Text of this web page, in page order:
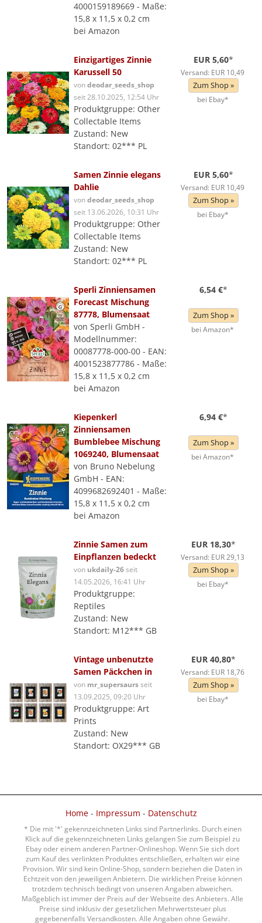
4000159189669 - Maße:
15,8 x 11,5 x 0,2 cm
bei Amazon
Einzigartiges Zinnie
Karussell 50
vondeodar_seeds_shop
seit 28.10.2025, 12:54 Uhr
Produktgruppe: Other
Collectable Items
Zustand: New
Standort: 02*** PL
EUR 5,60*
Versand: EUR 10,49
Zum Shop »
bei Ebay*
Samen Zinnie elegans
Dahlie
vondeodar_seeds_shop
seit 13.06.2026, 10:31 Uhr
Produktgruppe: Other
Collectable Items
Zustand: New
Standort: 02*** PL
EUR 5,60*
Versand: EUR 10,49
Zum Shop »
bei Ebay*
Sperli Zinniensamen
Forecast Mischung
87778, Blumensaat
von Sperli GmbH -
Modellnummer:
00087778-000-00 - EAN:
4001523877786 - Maße:
15,8 x 11,5 x 0,2 cm
bei Amazon
6,54 €*
Zum Shop »
bei Amazon*
Kiepenkerl
Zinniensamen
Bumblebee Mischung
1069240, Blumensaat
von Bruno Nebelung
GmbH - EAN:
4099682692401 - Maße:
15,8 x 11,5 x 0,2 cm
bei Amazon
6,94 €*
Zum Shop »
bei Amazon*
Zinnie Samen zum
Einpflanzen bedeckt
von ukdaily-26seit
14.05.2026, 16:41 Uhr
Produktgruppe:
Reptiles
Zustand: New
Standort: M12*** GB
EUR 18,30*
Versand: EUR 29,13
Zum Shop »
bei Ebay*
Vintage unbenutzte
Samen Päckchen in
von mr_supersaursseit
13.09.2025, 09:20 Uhr
Produktgruppe: Art
Prints
Zustand: New
Standort: OX29*** GB
EUR 40,80*
Versand: EUR 18,76
Zum Shop »
bei Ebay*
Home- Impressum - Datenschutz
* Die mit '*' gekennzeichneten Links sind Partnerlinks. Durch einen
Klick auf die gekennzeichneten Links gelangen Sie zum Beispiel zu
Ebay oder einem anderen Partner-Onlineshop. Wenn Sie sich dort
zum Kauf des verlinkten Produktes entschließen, erhalten wir eine
Provision. Wir sind kein Online-Shop, sondern beziehen die Daten in
Echtzeit von den jeweiligen Anbietern. Die wirklichen Preise können
trotzdem technisch bedingt von unseren Angaben abweichen.
Maßgeblich ist immer der Preis auf der Webseite des Anbieters. Alle
Preise sind inklusiv der gesetzlichen Mehrwertsteuer plus
gegebenenfalls Versandkosten. Alle Angaben ohne Gewähr.